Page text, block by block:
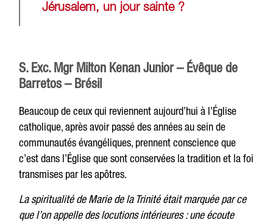
Jérusalem, un jour sainte ?
S. Exc. Mgr Milton Kenan Junior – Évêque de
Barretos – Brésil
Beaucoup de ceux qui reviennent aujourd’hui à l’Église
catholique, après avoir passé des années au sein de
communautés évangéliques, prennent conscience que
c’est dans l’Église que sont conservées la tradition et la foi
transmises par les apôtres.
La spiritualité de Marie de la Trinité était marquée par ce
que l’on appelle des locutions intérieures : une écoute